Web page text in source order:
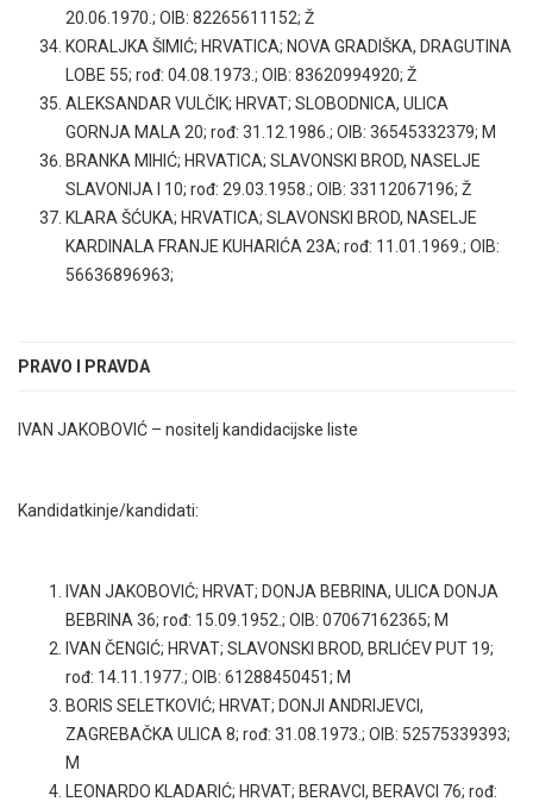
20.06.1970.; OIB: 82265611152; Ž
KORALJKA ŠIMIĆ; HRVATICA; NOVA GRADIŠKA, DRAGUTINA
LOBE 55; rođ: 04.08.1973.; OIB: 83620994920; Ž
ALEKSANDAR VULČIK; HRVAT; SLOBODNICA, ULICA
GORNJA MALA 20; rođ: 31.12.1986.; OIB: 36545332379; M
BRANKA MIHIĆ; HRVATICA; SLAVONSKI BROD, NASELJE
SLAVONIJA I 10; rođ: 29.03.1958.; OIB: 33112067196; Ž
KLARA ŠĆUKA; HRVATICA; SLAVONSKI BROD, NASELJE
KARDINALA FRANJE KUHARIĆA 23A; rođ: 11.01.1969.; OIB:
56636896963;
PRAVO I PRAVDA
IVAN JAKOBOVIĆ – nositelj kandidacijske liste
Kandidatkinje/kandidati:
IVAN JAKOBOVIĆ; HRVAT; DONJA BEBRINA, ULICA DONJA
BEBRINA 36; rođ: 15.09.1952.; OIB: 07067162365; M
IVAN ČENGIĆ; HRVAT; SLAVONSKI BROD, BRLIĆEV PUT 19;
rođ: 14.11.1977.; OIB: 61288450451; M
BORIS SELETKOVIĆ; HRVAT; DONJI ANDRIJEVCI,
ZAGREBAČKA ULICA 8; rođ: 31.08.1973.; OIB: 52575339393;
M
LEONARDO KLADARIĆ; HRVAT; BERAVCI, BERAVCI 76; rođ: